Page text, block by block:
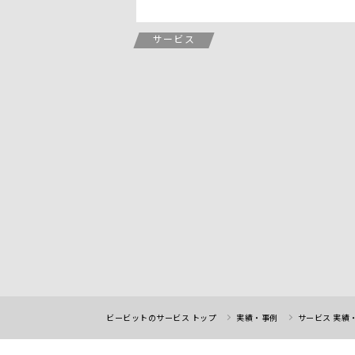
サービス
ビービットのサービス トップ 実績・事例 サービス 実績